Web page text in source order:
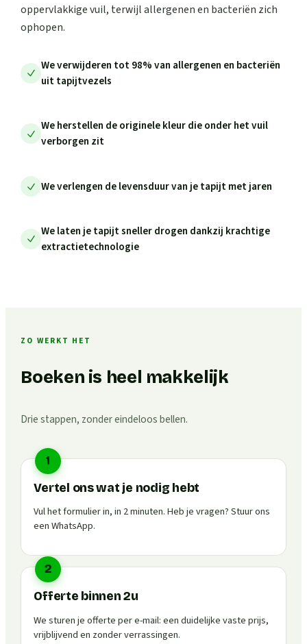
oppervlakkige vuil, terwijl allergenen en bacteriën zich
ophopen.
We verwijderen tot 98% van allergenen en bacteriën
uit tapijtvezels
We herstellen de originele kleur die onder het vuil
verborgen zit
We verlengen de levensduur van je tapijt met jaren
We laten je tapijt sneller drogen dankzij krachtige
extractietechnologie
ZO WERKT HET
Boeken is heel makkelijk
Drie stappen, zonder eindeloos bellen.
1
Vertel ons wat je nodig hebt
Vul het formulier in, in 2 minuten. Heb je vragen? Stuur ons
een WhatsApp.
2
Offerte binnen 2u
We sturen je offerte per e-mail: een duidelijke vaste prijs,
vrijblijvend en zonder verrassingen.